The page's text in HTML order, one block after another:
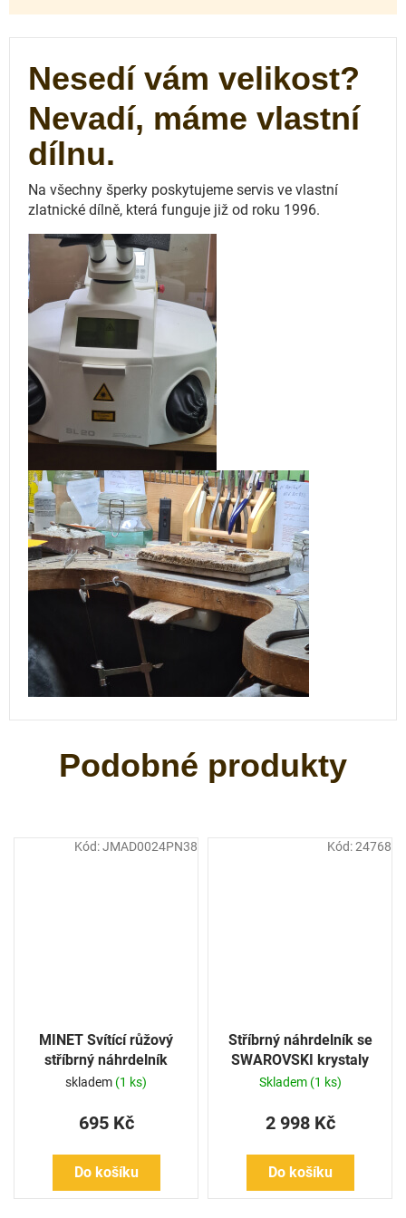
MINET Svítící růžový
stříbrný náhrdelník
KOČIČKA
skladem (1 ks)
695 Kč
Do košíku
Kód:JMAD0024PN38
Stříbrný náhrdelník se
SWAROVSKI krystaly
Skladem (1 ks)
2 998 Kč
Do košíku
Kód:24768
Nesedí vám velikost?
Nevadí, máme vlastní
dílnu.
Na všechny šperky poskytujeme servis ve vlastní
zlatnické dílně, která funguje již od roku 1996.